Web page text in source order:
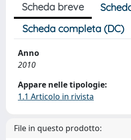
Scheda breve
Scheda completa (DC)
Anno
2010
Appare nelle tipologie:
1.1 Articolo in rivista
File in questo prodotto: